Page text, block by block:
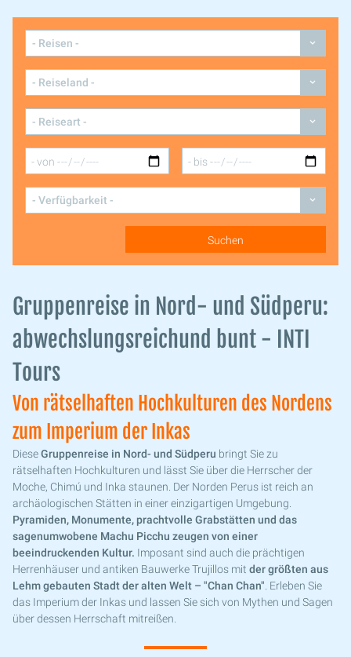
Gruppenreise in Nord- und Südperu:
abwechslungsreichund bunt - INTI
Tours
Von rätselhaften Hochkulturen des Nordens
zum Imperium der Inkas
DieseGruppenreise in Nord- und Südperu bringt Sie zu
rätselhaften Hochkulturen und lässt Sie über die Herrscher der
Moche, Chimú und Inka staunen. Der Norden Perus ist reich an
archäologischen Stätten in einer einzigartigen Umgebung.
Pyramiden, Monumente, prachtvolle Grabstätten und das
sagenumwobene Machu Picchu zeugen von einer
beeindruckenden Kultur. Imposant sind auch die prächtigen
Herrenhäuser und antiken Bauwerke Trujillos mit der größten aus
Lehm gebauten Stadt der alten Welt – "Chan Chan" . Erleben Sie
das Imperium der Inkas und lassen Sie sich von Mythen und Sagen
über dessen Herrschaft mitreißen.